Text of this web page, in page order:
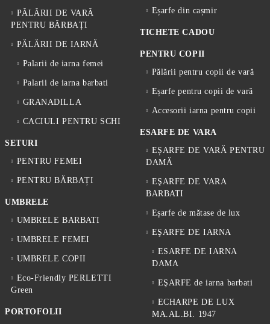
PĂLĂRII DE VARĂ
PENTRU BĂRBAȚI
PĂLĂRII DE IARNĂ
Palarii de iarna femei
Palarii de iarna barbati
GRANADILLA
CACIULI PENTRU SCHI
SETURI
PENTRU FEMEI
PENTRU BĂRBAȚI
UMBRELE
UMBRELE BARBATI
UMBRELE FEMEI
UMBRELE COPII
Eco-Friendly PERLETTI
Green
PORTOFOLII
Eșarfe din cașmir
TICHETE CADOU
PENTRU COPII
Pălării pentru copii de vară
Eșarfe pentru copii de vară
Accesorii iarna pentru copii
ESARFE DE VARA
EȘARFE DE VARĂ PENTRU
DAMĂ
EŞARFE DE VARA
BARBATI
Eșarfe de mătase de lux
EŞARFE DE IARNA
ESARFE DE IARNA
DAMA
EŞARFE de iarna barbati
ECHARPE DE LUX
MA.AL.BI. 1947